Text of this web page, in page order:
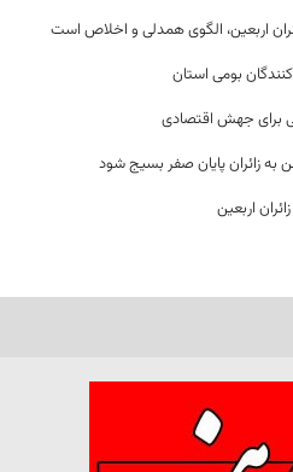
اربعین، الگوی همدلی و اخلاص است
بومی استان
برای جهش اقتصادی
زائران پایان صفر بسیج شود